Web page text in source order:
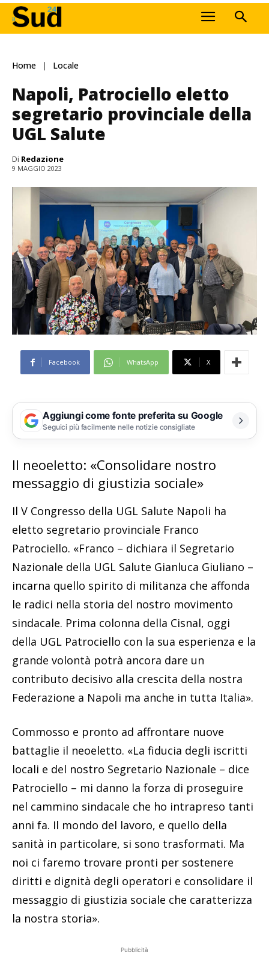
Home Locale
Napoli, Patrociello eletto
segretario provinciale della
UGL Salute
Di Redazione
9 MAGGIO 2023
Facebook WhatsApp X
Aggiungi come fonte preferita su Google
Seguici più facilmente nelle notizie consigliate
Il neoeletto: «Consolidare nostro
messaggio di giustizia sociale»
Il V Congresso della UGL Salute Napoli ha
eletto segretario provinciale Franco
Patrociello. «Franco – dichiara il Segretario
Nazionale della UGL Salute Gianluca Giuliano –
incarna quello spirito di militanza che affonda
le radici nella storia del nostro movimento
sindacale. Prima colonna della Cisnal, oggi
della UGL Patrociello con la sua esperienza e la
grande volontà potrà ancora dare un
contributo decisivo alla crescita della nostra
Federazione a Napoli ma anche in tutta Italia».
Commosso e pronto ad affrontare nuove
battaglie il neoeletto. «La fiducia degli iscritti
locali e del nostro Segretario Nazionale – dice
Patrociello – mi danno la forza di proseguire
nel cammino sindacale che ho intrapreso tanti
anni fa. Il mondo del lavoro, e quello della
sanità in particolare, si sono trasformati. Ma
noi ci faremo trovare pronti per sostenere
diritti e dignità degli operatori e consolidare il
messaggio di giustizia sociale che caratterizza
la nostra storia».
Pubblicità